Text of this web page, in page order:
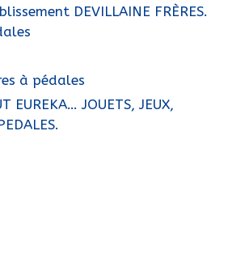
DEVILLAINE FRÈRES.
à pédales
EUREKA… JOUETS, JEUX,